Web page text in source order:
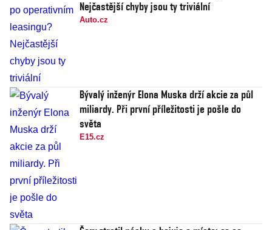
Nejčastější chyby jsou ty triviální
Auto.cz
Bývalý inženýr Elona Muska drží akcie za půl
miliardy. Při první příležitosti je pošle do
světa
E15.cz